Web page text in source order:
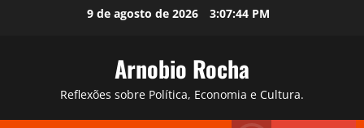
9 de agosto de 2026 3:07:45 PM
Arnobio Rocha
Reflexões sobre Política, Economia e Cultura.